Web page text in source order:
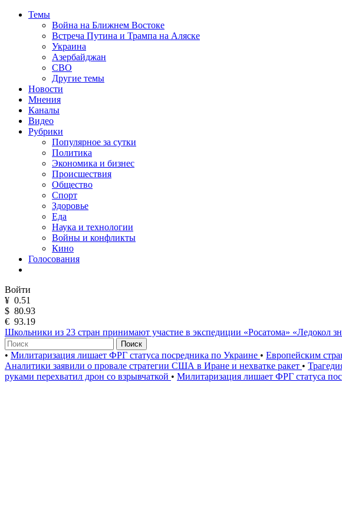
Темы
Война на Ближнем Востоке
Встреча Путина и Трампа на Аляске
Украина
Азербайджан
СВО
Другие темы
Новости
Мнения
Каналы
Видео
Рубрики
Популярное за сутки
Политика
Экономика и бизнес
Происшествия
Общество
Спорт
Здоровье
Еда
Наука и технологии
Войны и конфликты
Кино
Голосования
Войти
¥ 0.51
$ 80.93
€ 93.19
Школьники из 23 стран принимают участие в экспедиции «Росатома»
Поиск
• Милитаризация лишает ФРГ статуса посредника по Украине • Европейским
Аналитики заявили о провале стратегии США в Иране и нехватке ракет •
руками перехватил дрон со взрывчаткой • Милитаризация лишает ФРГ статуса